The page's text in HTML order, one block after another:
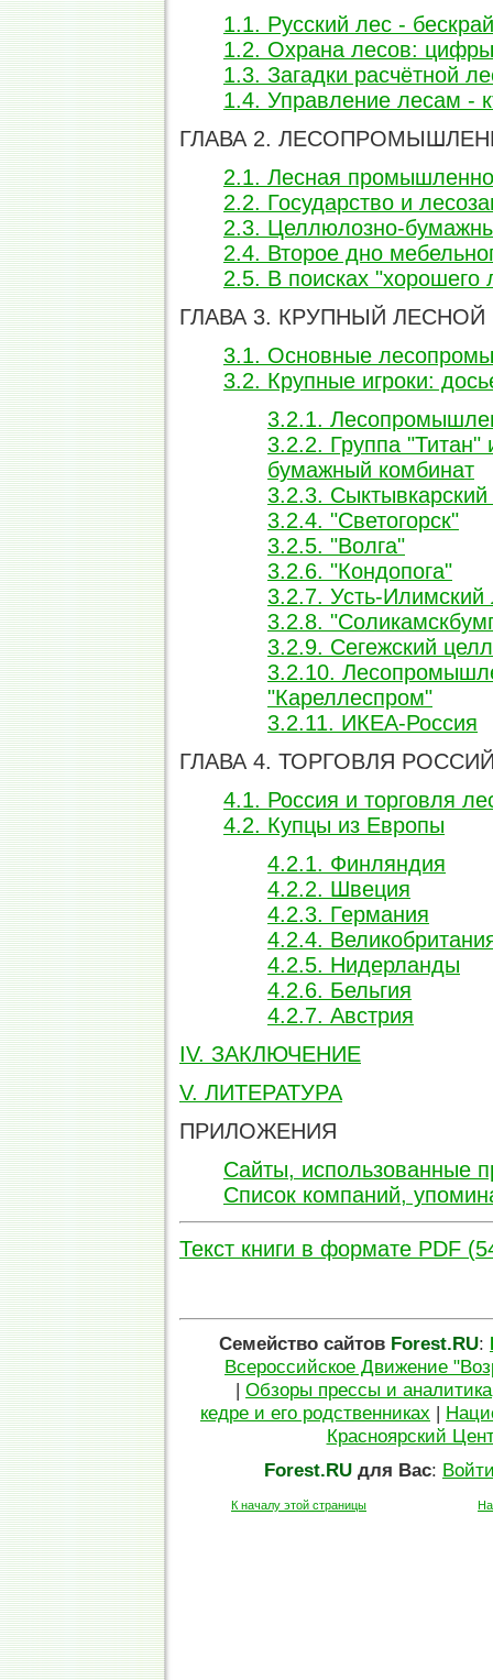
1.1. Русский лес -
1.2. Охрана лесов:
1.3. Загадки расчётной
1.4. Управление лесам -
ГЛАВА 2.
2.1. Лесная
2.2. Государство и
2.3. Целлюлозно-
2.4. Второе дно
2.5. В поисках "хорошего
ГЛАВА 3. КРУПНЫЙ
3.1. Основные
3.2. Крупные игроки:
3.2.1.
3.2.2. Группа "Титан"
бумажный комбинат
3.2.3.
3.2.4. "Светогорск"
3.2.5. "Волга"
3.2.6. "Кондопога"
3.2.7. Усть-
3.2.8.
3.2.9. Сегежский
3.2.10.
"Кареллеспром"
3.2.11. ИКЕА-Россия
ГЛАВА 4. ТОРГОВЛЯ
4.1. Россия и торговля
4.2. Купцы из Европы
4.2.1. Финляндия
4.2.2. Швеция
4.2.3. Германия
4.2.4.
4.2.5. Нидерланды
4.2.6. Бельгия
4.2.7. Австрия
IV. ЗАКЛЮЧЕНИЕ
V. ЛИТЕРАТУРА
ПРИЛОЖЕНИЯ
Сайты, использованные
Список компаний,
Текст книги в формате PDF
Семейство сайтов Forest.RU:
Всероссийское Движение
| Обзоры прессы и аналитика
кедре и его родственниках |
Красноярский
Forest.RU для Вас:
К началу этой страницы